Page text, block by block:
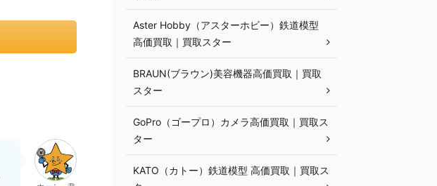
Aster Hobby（アスターホビー）鉄道模型
高価買取｜買取スター
BRAUN(ブラウン)美容機器高価買取｜買取
スター
GoPro（ゴープロ）カメラ高価買取｜買取ス
ター
KATO（カトー）鉄道模型 高価買取｜買取ス